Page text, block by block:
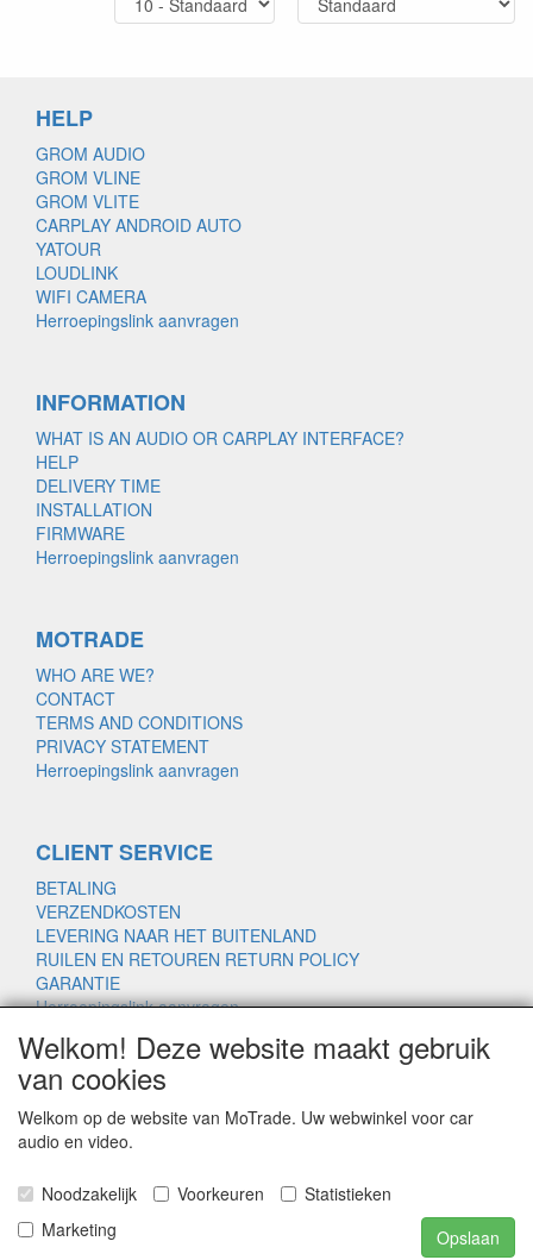
HELP
GROM AUDIO
GROM VLINE
GROM VLITE
CARPLAY ANDROID AUTO
YATOUR
LOUDLINK
WIFI CAMERA
Herroepingslink aanvragen
INFORMATION
WHAT IS AN AUDIO OR CARPLAY INTERFACE?
HELP
DELIVERY TIME
INSTALLATION
FIRMWARE
Herroepingslink aanvragen
MOTRADE
WHO ARE WE?
CONTACT
TERMS AND CONDITIONS
PRIVACY STATEMENT
Herroepingslink aanvragen
CLIENT SERVICE
BETALING
VERZENDKOSTEN
LEVERING NAAR HET BUITENLAND
RUILEN EN RETOUREN RETURN POLICY
GARANTIE
Herroepingslink aanvragen
motrade@kpnmail.nl
Handelsregister 69439559
Copyright © 2023 MoTrade. All right reserved.
Welkom! Deze website maakt gebruik
van cookies
Welkom op de website van MoTrade. Uw webwinkel voor car
audio en video.
Noodzakelijk Voorkeuren
Statistieken
Marketing
Opslaan